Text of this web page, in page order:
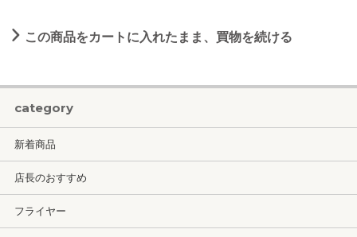
この商品をカートに入れたまま、買物を続ける
category
新着商品
店長のおすすめ
フライヤー